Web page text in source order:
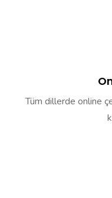
Tüm dillerde online